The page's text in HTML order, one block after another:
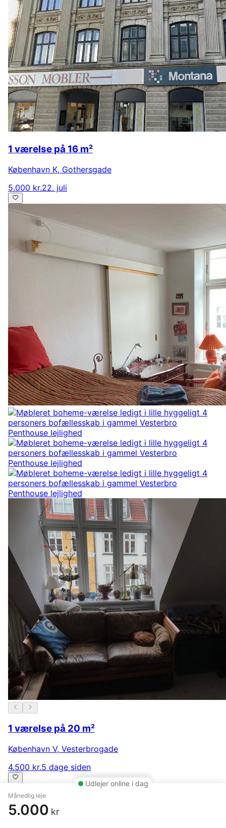
Udlejer online i dag
Månedlig leje
5.000 kr
1 værelse på 16 m²
København K, Gothersgade
5.000 kr.22. juli
1 værelse på 20 m²
København V, Vesterbrogade
4.500 kr.5 dage siden